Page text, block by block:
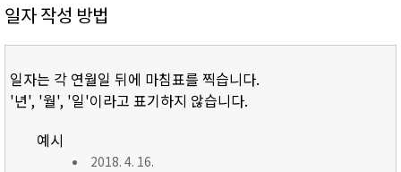
일자 작성 방법
일자는 각 연월일 뒤에 마침표를 찍습니다.
'년', '월', '일'이라고 표기하지 않습니다.
예시
2018. 4. 16.